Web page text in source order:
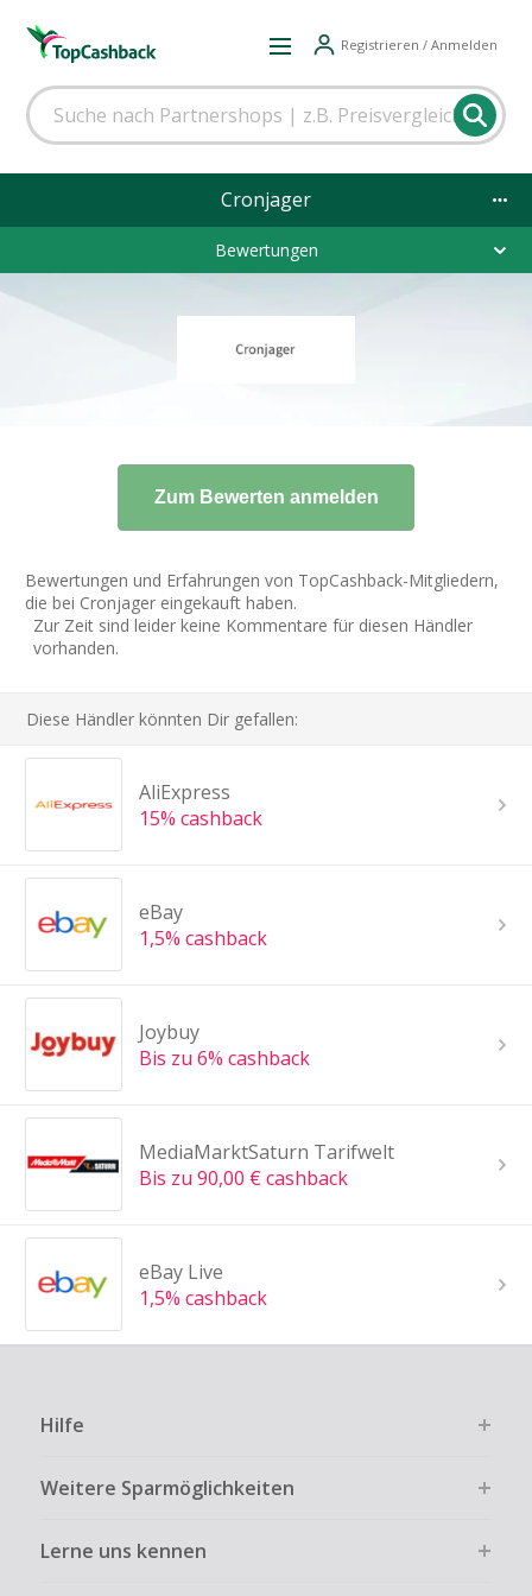
Registrieren / Anmelden
Cronjager
Bewertungen
Bewertungen und Erfahrungen von TopCashback-Mitgliedern,
die bei Cronjager eingekauft haben.
Zur Zeit sind leider keine Kommentare für diesen Händler
vorhanden.
Diese Händler könnten Dir gefallen:
AliExpress
15% cashback
eBay
1,5% cashback
Joybuy
Bis zu 6% cashback
MediaMarktSaturn Tarifwelt
Bis zu 90,00 € cashback
eBay Live
1,5% cashback
Hilfe
Weitere Sparmöglichkeiten
Lerne uns kennen